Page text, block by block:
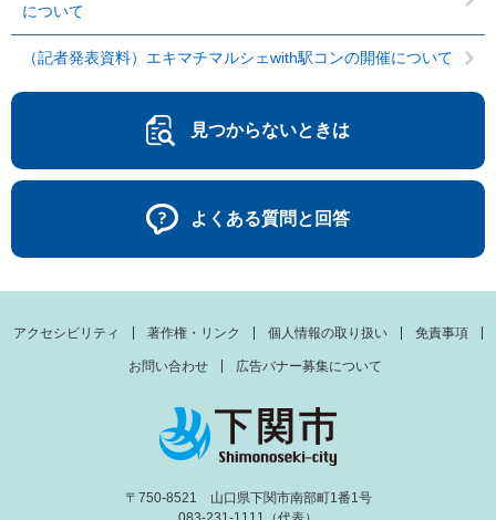
について
（記者発表資料）エキマチマルシェwith駅コンの開催について
見つからないときは
よくある質問と回答
アクセシビリティ 著作権・リンク 個人情報の取り扱い 免責事項
お問い合わせ 広告バナー募集について
〒750-8521 山口県下関市南部町1番1号